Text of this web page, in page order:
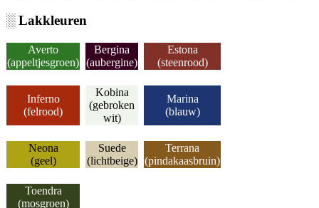
░ Lakkleuren
Averto
(appeltjesgroen)
Bergina
(aubergine)
Estona
(steenrood)
Inferno
(felrood)
Kobina
(gebroken
wit)
Marina
(blauw)
Neona
(geel)
Suede
(lichtbeige)
Terrana
(pindakaasbruin)
Toendra
(mosgroen)